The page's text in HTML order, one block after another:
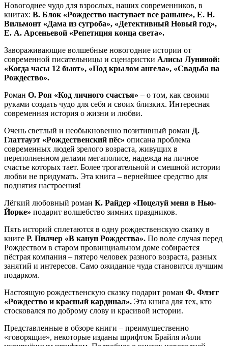
Новогоднее чудо для взрослых, наших современников, в
книгах: В. Блок «Рождество наступает все раньше», Е. Н.
Вильмонт «Дама из сугроба», «Детективный Новый год»,
Е. А. Арсеньевой «Репетиция конца света».
Завораживающие волшебные новогодние истории от
современной писательницы и сценаристки Алисы Луниной:
«Когда часы 12 бьют», «Под крылом ангела», «Свадьба на
Рождество».
Роман О. Роя «Код личного счастья» – о том, как своими
руками создать чудо для себя и своих близких. Интересная
современная история о жизни и любви.
Очень светлый и необыкновенно позитивный роман Д.
Глаттауэт «Рождественский пёс» описана проблема
современных людей зрелого возраста, живущих в
переполненном делами мегаполисе, надежда на личное
счастье которых тает. Более трогательной и смешной истории
любви не придумать. Эта книга – вернейшее средство для
поднятия настроения!
Лёгкий любовный роман К. Райдер «Поцелуй меня в Нью-
Йорке» подарит волшебство зимних праздников.
Пять историй сплетаются в одну рождественскую сказку в
книге Р. Пилчер «В канун Рождества». По воле случая перед
Рождеством в старом провинциальном доме собирается
пёстрая компания – пятеро человек разного возраста, разных
занятий и интересов. Само ожидание чуда становится лучшим
подарком.
Настоящую рождественскую сказку подарит роман Ф. Флэгг
«Рождество и красный кардинал». Эта книга для тех, кто
стосковался по доброму слову и красивой истории.
Представленные в обзоре книги – преимущественно
«говорящие», некоторые изданы шрифтом Брайля и/или